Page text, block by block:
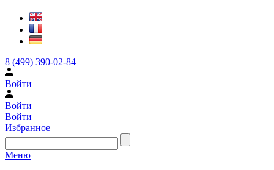
8 (499) 390-02-84
Войти
Войти
Войти
Избранное
Меню